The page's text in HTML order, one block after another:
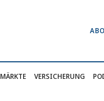
MÄRKTE VERSICHERUNG